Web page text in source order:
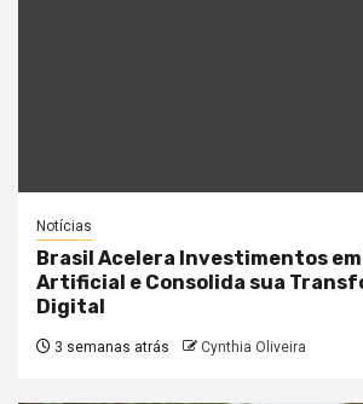
Notícias
Brasil Acelera Investimentos
Artificial e Consolida sua
Digital
3 semanas atrás Cynthia Oliveira